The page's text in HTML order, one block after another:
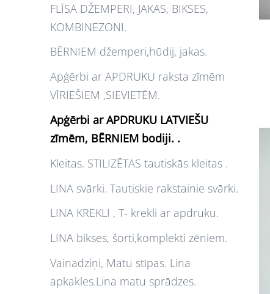
FLĪSA DŽEMPERI, JAKAS, BIKSES,
KOMBINEZONI.
BĒRNIEM džemperi,hūdij, jakas.
Apģērbi ar APDRUKU raksta zīmēm
VĪRIEŠIEM ,SIEVIETĒM.
Apģērbi ar APDRUKU LATVIEŠU
zīmēm, BĒRNIEM bodiji. .
Kleitas. STILIZĒTAS tautiskās kleitas .
LINA svārki. Tautiskie rakstainie svārki.
LINA KREKLI , T- krekli ar apdruku.
LINA bikses, šorti,komplekti zēniem.
Vainadziņi, Matu stīpas. Lina
apkakles.Lina matu sprādzes.